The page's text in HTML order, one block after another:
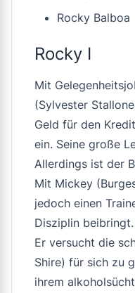
Rocky Balboa
Rocky I
Mit
(Sylvester
Geld für den
ein. Seine große
Allerdings ist der
Mit Mickey
jedoch einen
Disziplin
Er versucht die
Shire) für sich zu
ihrem